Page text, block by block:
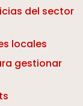
del sector
locales
gestionar